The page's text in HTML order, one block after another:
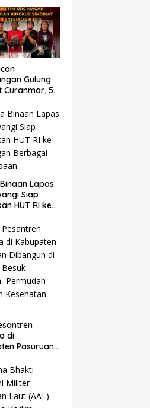
Gulung
Curanmor, 5
Beraksi di
Lapas
Siap
HUT RI ke
di
Pasuruan
Layanan
Santri